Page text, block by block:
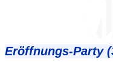
Eröffnungs-Party